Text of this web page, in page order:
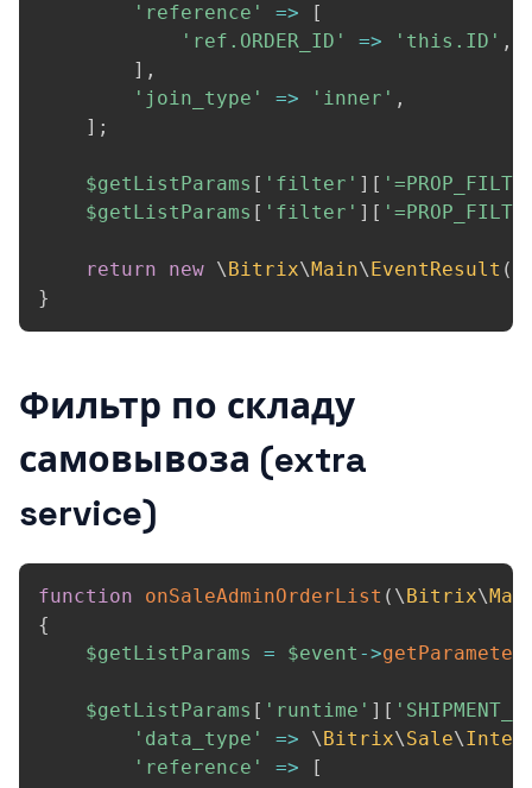
'reference'
=>
[
'ref.ORDER_ID'
=> 'this.ID' ,
] ,
'join_type'
=> 'inner' ,
] ;
$getListParams [ 'filter' ] [
$getListParams [ 'filter' ] [
return new \Bitrix\Main\EventResult (
}
Фильтр по складу
самовывоза (extra
service)
function onSaleAdminOrderList ( \Bitrix\
{
$getListParams
= $event ->
$getListParams [ 'runtime' ] [
'data_type'
=> \Bitrix\Sale\
'reference'
=>
[